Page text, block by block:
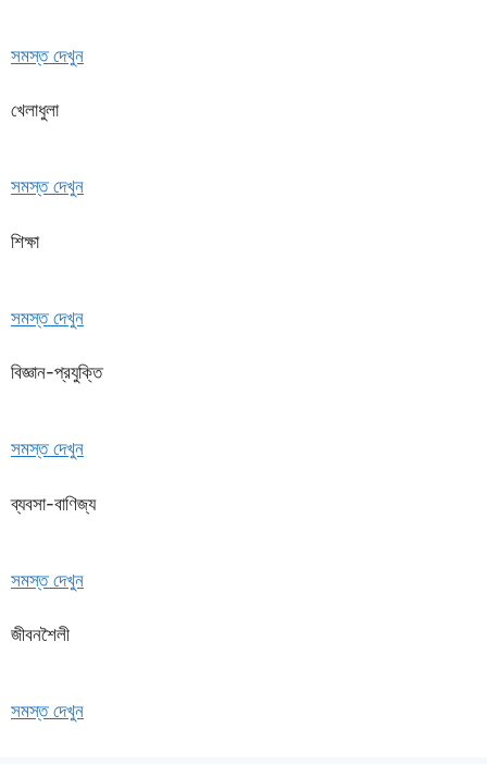
সমস্ত দেখুন
খেলাধুলা
সমস্ত দেখুন
শিক্ষা
সমস্ত দেখুন
বিজ্ঞান-প্রযুক্তি
সমস্ত দেখুন
ব্যবসা-বাণিজ্য
সমস্ত দেখুন
জীবনশৈলী
সমস্ত দেখুন